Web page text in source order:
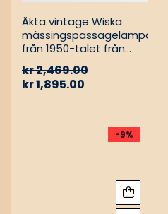
Äkta vintage Wiska
mässingspassagelampa
från 1950-talet från
kr2,469.00
kr1,895.00
-9%